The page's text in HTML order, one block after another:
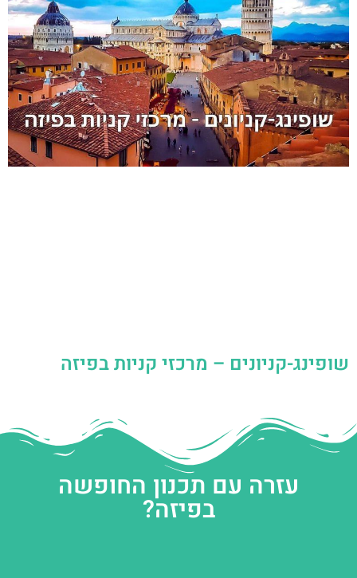
שופינג-קניונים – מרכזי קניות בפיזה
עזרה עם תכנון החופשה
בפיזה?